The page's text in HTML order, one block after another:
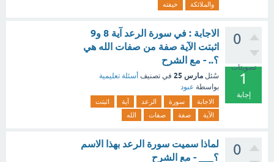
والملائكة
خيفته
0
تصويتات
1
إجابة
الاجابة : في سورة الرعد آية 8 و9
اثبتت الآية صفة من صفات الله هي
؟.. - مع الشرح
سُئل مارس 25 في تصنيف أسئلة تعليمية
بواسطة عبود
الاجابة سورة الرعد آية
اثبتت
الآية
صفة صفات الله
0
لماذا سميت سورة الرعد بهذا الاسم
؟___ - مع الشرح